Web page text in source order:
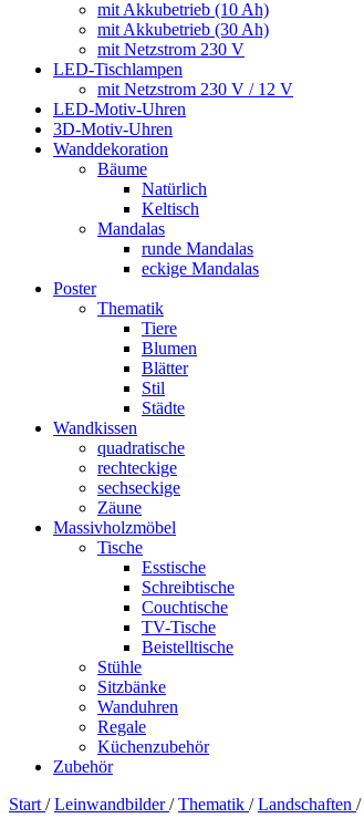
mit Akkubetrieb (10 Ah)
mit Akkubetrieb (30 Ah)
mit Netzstrom 230 V
LED-Tischlampen
mit Netzstrom 230 V / 12 V
LED-Motiv-Uhren
3D-Motiv-Uhren
Wanddekoration
Bäume
Natürlich
Keltisch
Mandalas
runde Mandalas
eckige Mandalas
Poster
Thematik
Tiere
Blumen
Blätter
Stil
Städte
Wandkissen
quadratische
rechteckige
sechseckige
Zäune
Massivholzmöbel
Tische
Esstische
Schreibtische
Couchtische
TV-Tische
Beistelltische
Stühle
Sitzbänke
Wanduhren
Regale
Küchenzubehör
Zubehör
Start / Leinwandbilder/ Thematik / Landschaften /